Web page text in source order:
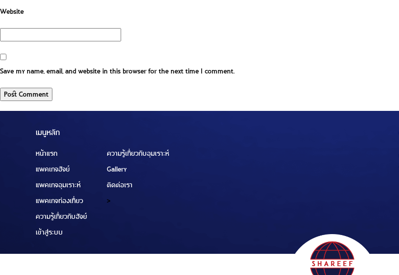
Website
Save my name, email, and website in this browser for the next time I comment.
เมนูหลัก
หน้าแรก
แพคเกจฮัจย์
แพคเกจอุมเราะห์
แพคเกจท่องเที่ยว
ความรู้เกี่ยวกับฮัจย์
เข้าสู่ระบบ
ความรู้เกี่ยวกับอุมเราะห์
Gallery
ติดต่อเรา
>